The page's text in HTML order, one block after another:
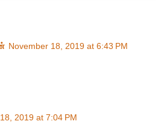
November 18, 2019 at 6:43 PM
2019 at 7:04 PM